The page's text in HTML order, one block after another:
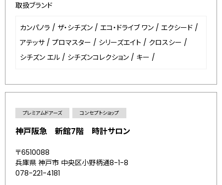
取扱ブランド
カンパノラ / ザ・シチズン / エコ・ドライブ ワン / エクシード /
アテッサ / プロマスター / シリーズエイト / クロスシー /
シチズン エル / シチズンコレクション / キー /
プレミアムドアーズ コンセプトショップ
神戸阪急 新館7階 時計サロン
〒6510088
兵庫県 神戸市 中央区小野柄通8-1-8
078-221-4181